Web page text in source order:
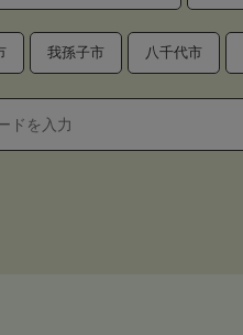
我孫子市 八千代市